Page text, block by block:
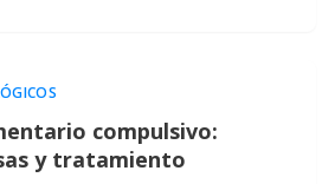
compulsivo:
y tratamiento